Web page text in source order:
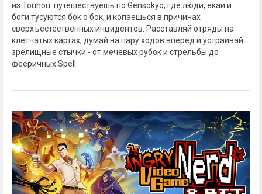
из Touhou: путешествуешь по Gensokyo, где люди, ёкаи и
боги тусуются бок о бок, и копаешься в причинах
сверхъестественных инцидентов. Расставляй отряды на
клетчатых картах, думай на пару ходов вперёд и устраивай
зрелищные стычки - от мечевых рубок и стрельбы до
фееричных Spell